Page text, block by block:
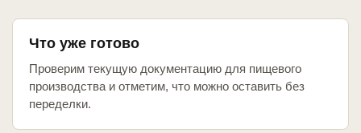
Что уже готово
Проверим текущую документацию для пищевого
производства и отметим, что можно оставить без
переделки.